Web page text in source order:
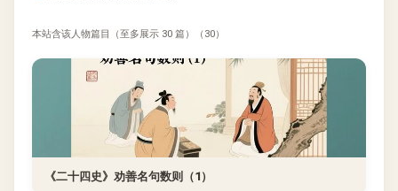
本站含该人物篇目（至多展示 30 篇）（30）
《二十四史》劝善名句数则（1）